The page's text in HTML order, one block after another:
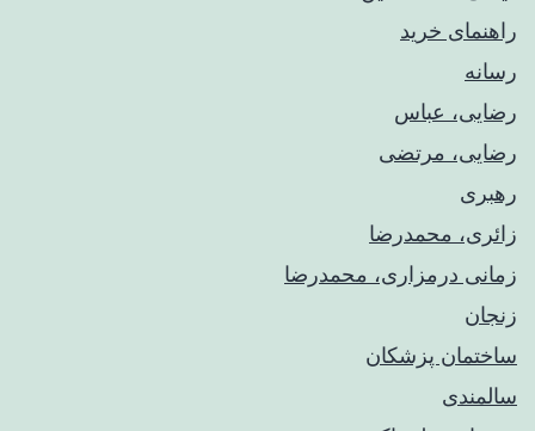
راهنمای خريد
رسانه
رضایی، عباس
رضایی، مرتضی
رهبری
زائری، محمدرضا
زمانی درمزاری، محمدرضا
زنجان
ساختمان پزشکان
سالمندی